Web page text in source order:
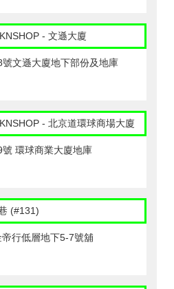
- 文遜大廈
文遜大廈地下部份及地庫
- 北京道環球商場大廈
環球商業大廈地庫
(#131)
行低層地下5-7號舖